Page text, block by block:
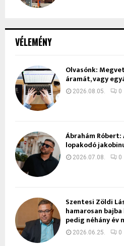
VÉLEMÉNY
Olvasónk:
áramát, vagy
2026.08.05. 0
Ábrahám
lopakodó
2026.07.08. 0
Szentesi Zöldi
hamarosan bajba
pedig néhány év
2026.06.25. 0